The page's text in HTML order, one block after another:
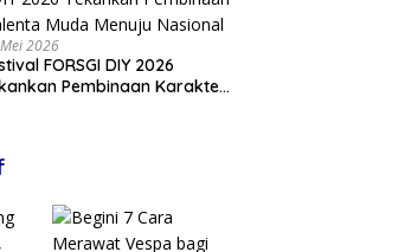
2026
FORSGI DIY 2026
Pembinaan Karakter,